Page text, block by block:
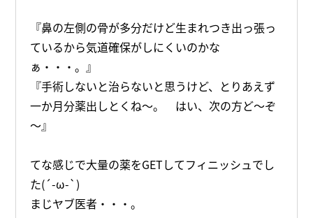
『鼻の左側の骨が多分だけど生まれつき出っ張っ
ているから気道確保がしにくいのかな
ぁ・・・。』
『手術しないと治らないと思うけど、とりあえず
一か月分薬出しとくね～。 はい、次の方ど～ぞ
～』
てな感じで大量の薬をGETしてフィニッシュでし
た(´-ω-`)
まじヤブ医者・・・。